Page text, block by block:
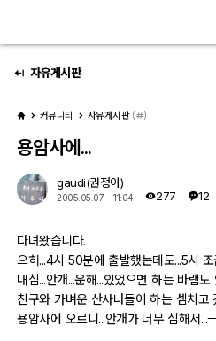
홈
갤러리
자유 갤러리
회원 갤러리
전시회 갤러리
자유게시판
커뮤니티 자유게시판 ( )
용암사에...
gaudi(권정아)
2005.05.07 - 11:04 277 12
다녀왔습니다.
으허...4시 50분에 출발했는데도...5시
내심...안개...운해...있었으면 하는 바램도
친구와 가벼운 산사나들이 하는 셈치고
용암사에 오르니...안개가 너무 심해서...